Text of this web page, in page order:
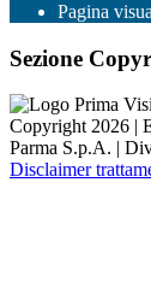
Pagina
Sezione
Copyright 2026 |
Parma S.p.A. |
Disclaimer